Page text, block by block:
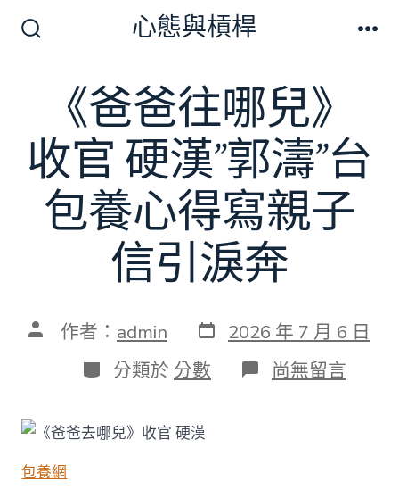
關
心態與槓桿
《爸爸往哪兒》
收官 硬漢”郭濤”台
包養心得寫親子
信引淚奔
文 作者： admin 發
表
日
期
2026 年 7 月 6 日
分
類
分類於 分數 在
〈《爸
尚無留言
包養網